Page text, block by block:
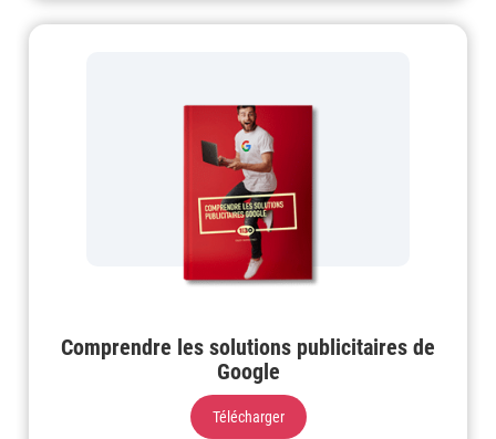
Comprendre les solutions publicitaires de
Google
Télécharger